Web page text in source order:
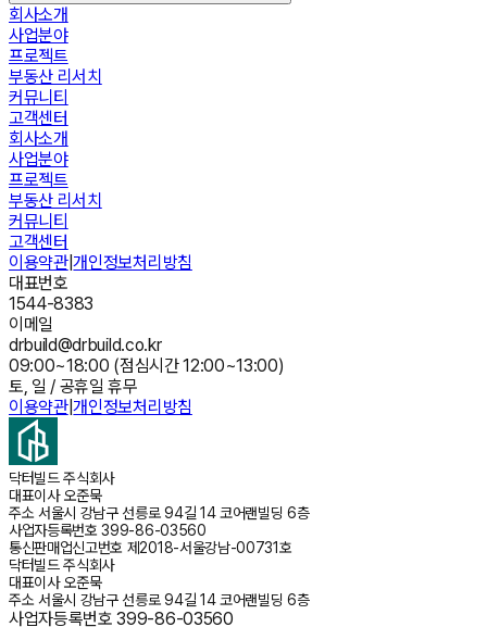
회사소개
사업분야
프로젝트
부동산 리서치
커뮤니티
고객센터
회사소개
사업분야
프로젝트
부동산 리서치
커뮤니티
고객센터
이용약관|개인정보처리방침
대표번호
1544-8383
이메일
drbuild@drbuild.co.kr
09:00~18:00 (점심시간 12:00~13:00)
토, 일 / 공휴일 휴무
이용약관|개인정보처리방침
닥터빌드 주식회사
대표이사오준묵
주소 서울시 강남구 선릉로 94길 14 코어랜빌딩 6층
사업자등록번호 399-86-03560
통신판매업신고번호 제2018-서울강남-00731호
닥터빌드 주식회사
대표이사오준묵
주소 서울시 강남구 선릉로 94길 14 코어랜빌딩 6층
사업자등록번호 399-86-03560